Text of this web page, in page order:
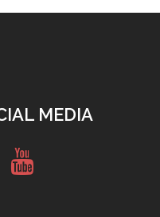
MEDIA